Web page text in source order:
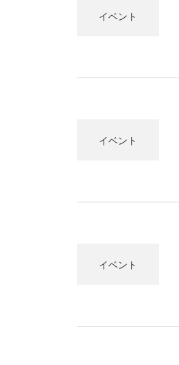
イベント
イベント
イベント